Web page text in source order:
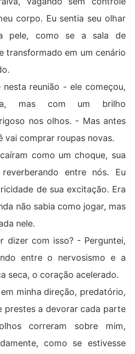
presa na teia irresistível de Enri
se vê desafiado a abrir mão d
confrontado pela possibilidade
mais do que uma transação fri
explosivos, viagens sedutoras e u
só cresce, ambos terão que de
desejo e ao sentimento que parec
os colocou frente a frente, e a
Atrevida, está nas mãos do
transformar em um amor verdad
condenados a serem vítimas de s
feridos?
gostou dessa história, não per
repletos de paixão e reviravol
com o italiano
A esposa do Mafioso
embarque do amor
Na cama com o inimigo
corpo. Eu sentia seu olhar
pele, como se a sala de
transformado em um cenário
reunião - ele começou,
mas com um brilho
nos olhos. - Mas antes
vai comprar roupas novas.
como um choque, sua
entre nós. Eu
de sua excitação. Era
não sabia como jogar, mas
nele.
dizer com isso? - Perguntei,
entre o nervosismo e a
seca, o coração acelerado.
minha direção, predatório,
prestes a devorar cada parte
correram sobre mim,
como se estivesse